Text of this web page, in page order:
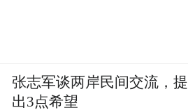
张志军谈两岸民间交流，提
出3点希望